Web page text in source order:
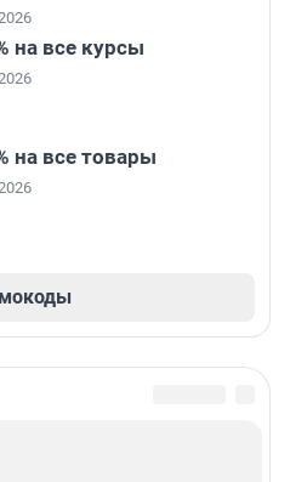
на все курсы
на все товары